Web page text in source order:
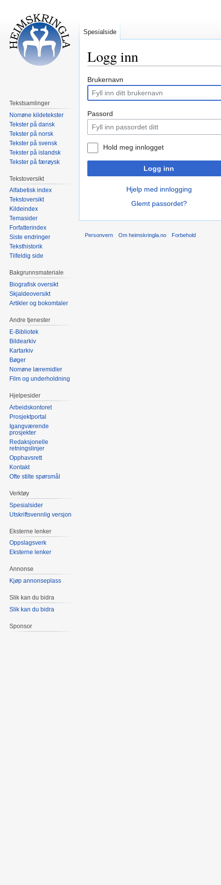
Logg inn
Hopp
navigering
Hopp
søk
Brukernavn
Passord
Hold meg innlogget
Logg inn
Hjelp med innlogging
Glemt passordet?
Spesialside
Tekstsamlinger
Norrøne kildetekster
Tekster på dansk
Tekster på norsk
Tekster på svensk
Tekster på islandsk
Tekster på færøysk
Tekstoversikt
Alfabetisk index
Tekstoversikt
Kildeindex
Temasider
Forfatterindex
Siste endringer
Teksthistorik
Tilfeldig side
Bakgrunnsmateriale
Biografisk oversikt
Skjaldeoversikt
Artikler og bokomtaler
Andre tjenester
E-Bibliotek
Bildearkiv
Kartarkiv
Bøger
Norrøne læremidler
Film og underholdning
Hjelpesider
Arbeidskontoret
Prosjektportal
Igangværende
prosjekter
Redaksjonelle
retningslinjer
Opphavsrett
Kontakt
Ofte stilte spørsmål
Verktøy
Spesialsider
Utskriftsvennlig versjon
Eksterne lenker
Oppslagsverk
Eksterne lenker
Annonse
Kjøp annonseplass
Slik kan du bidra
Slik kan du bidra
Sponsor
Personvern Om heimskringla.no Forbehold